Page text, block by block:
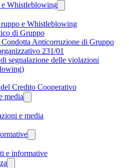
Whistleblowing
e Whistleblowing
di Gruppo
Anticorruzione di Gruppo
231/01
segnalazione delle violazioni
Credito Cooperativo
media
e media
e informative